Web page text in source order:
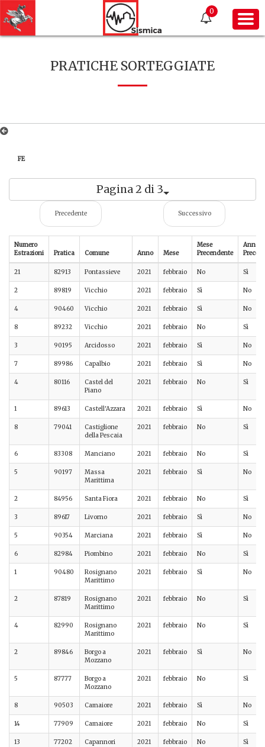
0
PRATICHE SORTEGGIATE
FE
Pagina 2 di 3
Precedente Successivo
Numero
Estrazioni
Pratica Comune Anno Mese
Mese
Precendente
Anno
21 82913 Pontassieve 2021 febbraio No Sì
2 89819 Vicchio 2021 febbraio Sì No
4 90460 Vicchio 2021 febbraio Sì No
8 89232 Vicchio 2021 febbraio No Sì
3 90195 Arcidosso 2021 febbraio Sì No
7 89986 Capalbio 2021 febbraio Sì No
4 80116
Castel del
Piano
2021 febbraio No Sì
1 89613 Castell'Azzara 2021 febbraio Sì No
8 79041
Castiglione
della Pescaia
2021 febbraio No Sì
6 83308 Manciano 2021 febbraio No Sì
5 90197
Massa
Marittima
2021 febbraio Sì No
2 84956 Santa Fiora 2021 febbraio No Sì
3 89617 Livorno 2021 febbraio Sì No
5 90354 Marciana 2021 febbraio Sì No
6 82984 Piombino 2021 febbraio No Sì
1 90480
Rosignano
Marittimo
2021 febbraio Sì No
2 87819
Rosignano
Marittimo
2021 febbraio No Sì
4 82990
Rosignano
Marittimo
2021 febbraio No Sì
2 89846
Borgo a
Mozzano
2021 febbraio Sì No
5 87777
Borgo a
Mozzano
2021 febbraio No Sì
8 90503 Camaiore 2021 febbraio Sì No
14 77909 Camaiore 2021 febbraio No Sì
13 77202 Capannori 2021 febbraio No Sì